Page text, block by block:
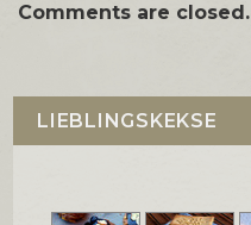
Comments are closed.
LIEBLINGSKEKSE